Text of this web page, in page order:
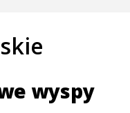
wyspy